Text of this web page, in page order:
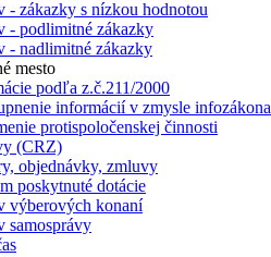
- zákazky s nízkou hodnotou
- podlimitné zákazky
- nadlimitné zákazky
mesto
podľa z.č.211/2000
informácií v zmysle infozákona
protispoločenskej činnosti
(CRZ)
objednávky, zmluvy
poskytnuté dotácie
výberových konaní
samosprávy